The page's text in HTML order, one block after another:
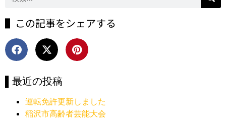
▌この記事をシェアする
▌最近の投稿
運転免許更新しました
稲沢市高齢者芸能大会